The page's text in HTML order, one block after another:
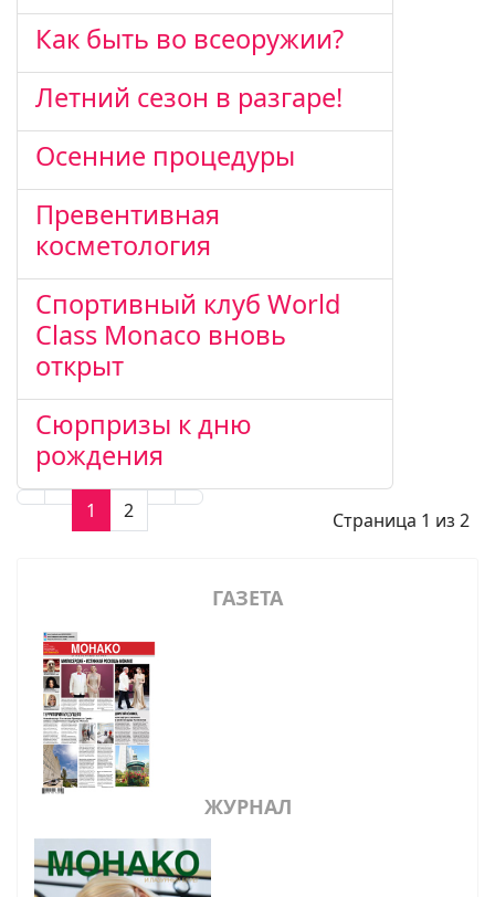
Как быть во всеоружии?
Летний сезон в разгаре!
Осенние процедуры
Превентивная
косметология
Спортивный клуб World
Class Monaco вновь
открыт
Сюрпризы к дню
рождения
Страница 1 из 2
1 2
ГАЗЕТА
ЖУРНАЛ